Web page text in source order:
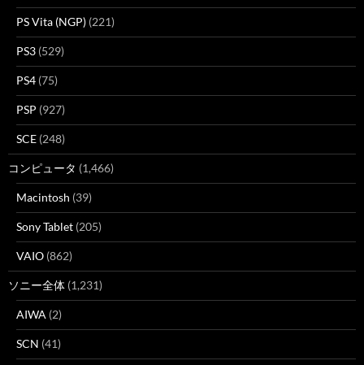
PS Vita (NGP) (221)
PS3 (529)
PS4 (75)
PSP (927)
SCE (248)
コンピュータ (1,466)
Macintosh (39)
Sony Tablet (205)
VAIO (862)
ソニー全体 (1,231)
AIWA (2)
SCN (41)